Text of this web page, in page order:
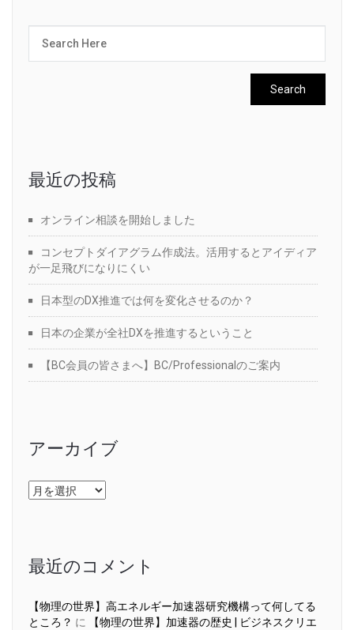
最近の投稿
オンライン相談を開始しました
コンセプトダイアグラム作成法。活用するとアイディア
が一足飛びになりにくい
日本型のDX推進では何を変化させるのか？
日本の企業が全社DXを推進するということ
【BC会員の皆さまへ】BC/Professionalのご案内
アーカイブ
ア
ー
最近のコメント
【物理の世界】高エネルギー加速器研究機構って何してる
ところ？ に
【物理の世界】加速器の歴史 | ビジネスクリエ